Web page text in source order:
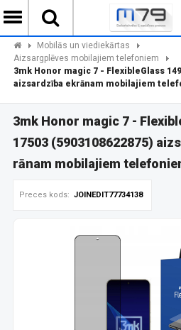
Mobilās un viediekārtas
Aizsargplēves mobilajiem telefoniem
3mk Honor magic 7 - FlexibleGlass
aizsardzība ekrānam mobilajiem
3mk Honor magic 7 -
17503 (5903108622875)
rānam mobilajiem
Preces kods: JOINEDIT77734138